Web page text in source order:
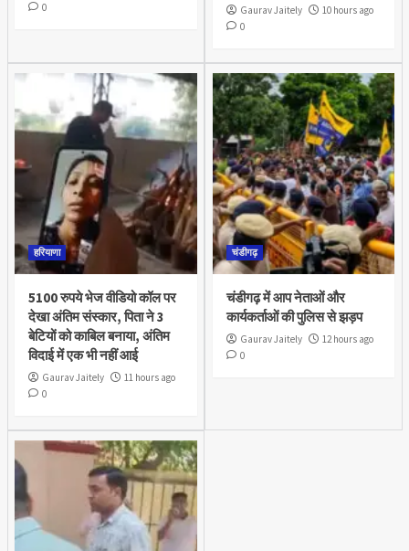
0
Gaurav Jaitely
10 hours ago
0
हरियाणा
5100 रुपये भेज वीडियो कॉल पर
देखा अंतिम संस्कार, पिता ने 3
बेटियों को काबिल बनाया, अंतिम
विदाई में एक भी नहीं आई
Gaurav Jaitely
11 hours ago
0
चंडीगढ़
चंडीगढ़ में आप नेताओं और
कार्यकर्ताओं की पुलिस से झड़प
Gaurav Jaitely
12 hours ago
0